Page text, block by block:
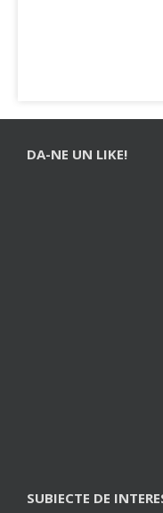
DA-NE UN LIKE!
SUBIECTE DE